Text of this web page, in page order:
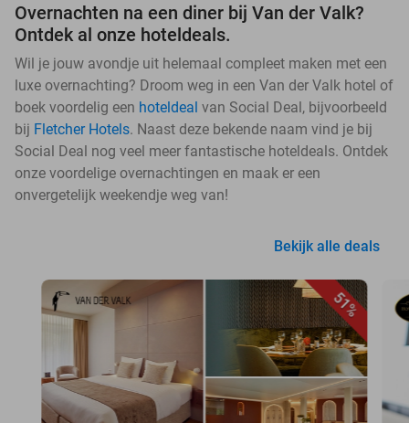
Overnachten na een diner bij Van der Valk?
Ontdek al onze hoteldeals.
Wil je jouw avondje uit helemaal compleet maken met een
luxe overnachting? Droom weg in een Van der Valk hotel of
boek voordelig een hoteldeal van Social Deal, bijvoorbeeld
bij Fletcher Hotels. Naast deze bekende naam vind je bij
Social Deal nog veel meer fantastische hoteldeals. Ontdek
onze voordelige overnachtingen en maak er een
onvergetelijk weekendje weg van!
Bekijk alle deals
51%